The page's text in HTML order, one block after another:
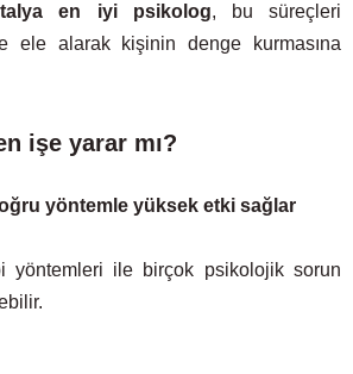
en iyi psikolog, bu süreçleri
ele alarak kişinin denge kurmasına
işe yarar mı?
yöntemle yüksek etki sağlar
yöntemleri ile birçok psikolojik sorun